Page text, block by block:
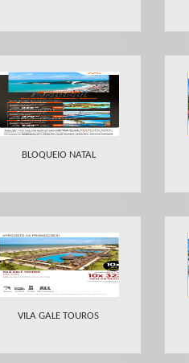
BLOQUEIO NATAL
VILA GALE TOUROS